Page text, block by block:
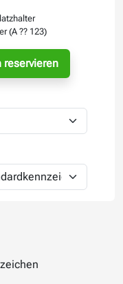
(A ?? 123)
reservieren